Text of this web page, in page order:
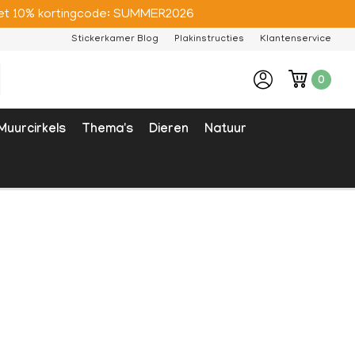
10% kortingcode: SUMMER2026
Stickerkamer Blog Plakinstructies Klantenservice
0
Thema's Dieren Natuur